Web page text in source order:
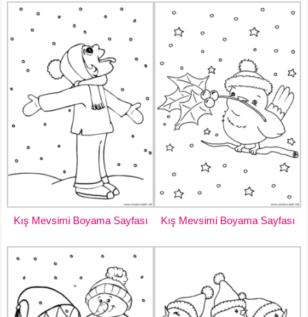
Kış Mevsimi Boyama Sayfası Kış Mevsimi Boyama Sayfası